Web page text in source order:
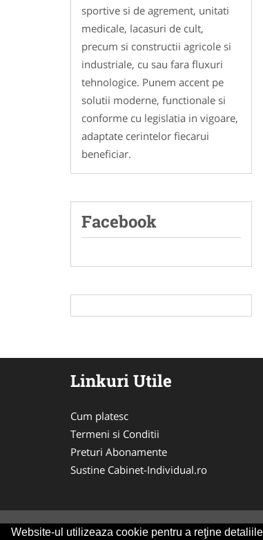
Website-ul utilizeaza cookie pentru a reţine
sportive si de agrement, unitati
medicale, lacasuri de cult,
precum si constructii agricole si
industriale, cu sau fara fluxuri
tehnologice. Punem accent pe
solutii moderne, functionale si
conforme cu legislatia in vigoare,
adaptate cerintelor fiecarui
beneficiar.
Facebook
Linkuri Utile
Cum platesc
Termeni si Conditii
Preturi Abonamente
Sustine Cabinet-Individual.ro
© 2014-2026 Powered byVilonMedia&